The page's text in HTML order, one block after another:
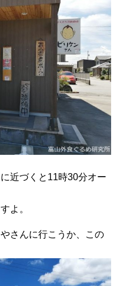
近づくと11時30分オー
よ。
さんに行こうか、この